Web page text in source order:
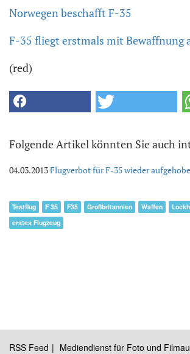
Norwegen beschafft F-35
F-35 fliegt erstmals mit Bewaffnung
(red)
Folgende Artikel könnten Sie auch
04.03.2013Flugverbot für F-35 wieder
Testflug F 35 F35 Großbritannien Waffen
erstes Flugzeug
RSS Feed
Mediendienst für Foto und